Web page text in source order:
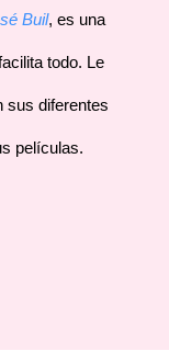
Buil, es una
todo. Le
sus diferentes
películas.